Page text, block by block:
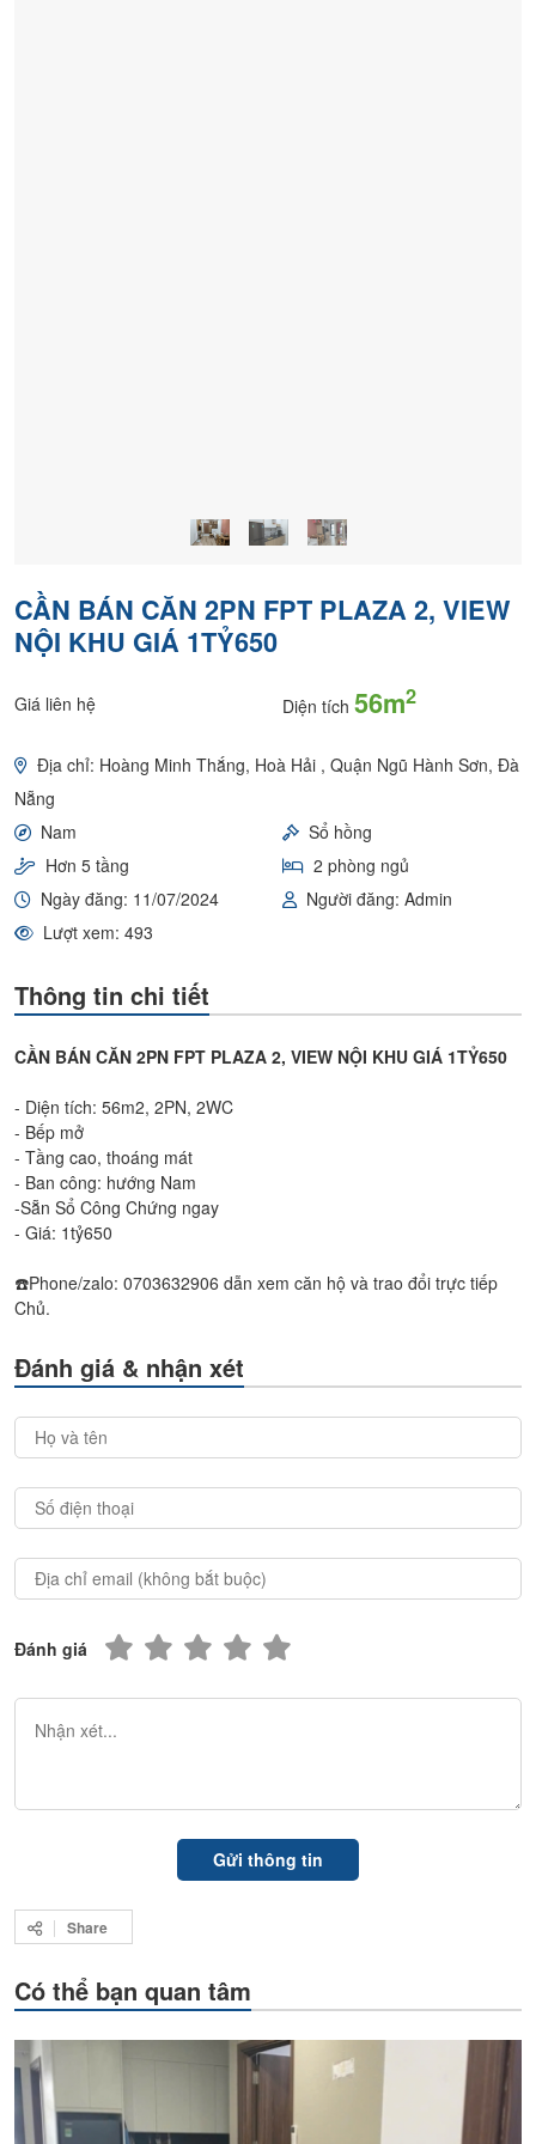
CẦN BÁN CĂN 2PN FPT PLAZA 2, VIEW
NỘI KHU GIÁ 1TỶ650
Giá liên hệ Diện tích 56m2
Địa chỉ: Hoàng Minh Thắng, Hoà Hải , Quận Ngũ Hành Sơn, Đà
Nẵng
Nam
Sổ hồng
Hơn 5 tầng
2 phòng ngủ
Ngày đăng: 11/07/2024
Người đăng: Admin
Lượt xem: 493
Thông tin chi tiết
CẦN BÁN CĂN 2PN FPT PLAZA 2, VIEW NỘI KHU GIÁ 1TỶ650
- Diện tích: 56m2, 2PN, 2WC
- Bếp mở
- Tầng cao, thoáng mát
- Ban công: hướng Nam
-Sẵn Sổ Công Chứng ngay
- Giá: 1tỷ650
☎️Phone/zalo: 0703632906 dẫn xem căn hộ và trao đổi trực tiếp
Chủ.
Đánh giá & nhận xét
Đánh giá
Share
Có thể bạn quan tâm